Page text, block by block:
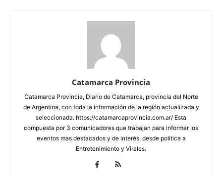
Catamarca Provincia
Catamarca Provincia, Diario de Catamarca, provincia del Norte
de Argentina, con toda la información de la región actualizada y
seleccionada. https://catamarcaprovincia.com.ar/ Esta
compuesta por 3 comunicadores que trabajan para informar los
eventos mas destacados y de interés, desde política a
Entretenimiento y Virales.